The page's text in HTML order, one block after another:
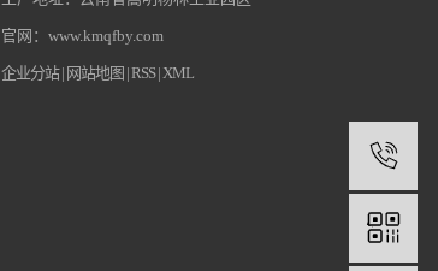
官网：www.kmqfby.com
企业分站| 网站地图 |RSS| XML